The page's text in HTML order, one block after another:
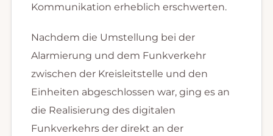
Kommunikation erheblich erschwerten.
Nachdem die Umstellung bei der
Alarmierung und dem Funkverkehr
zwischen der Kreisleitstelle und den
Einheiten abgeschlossen war, ging es an
die Realisierung des digitalen
Funkverkehrs der direkt an der